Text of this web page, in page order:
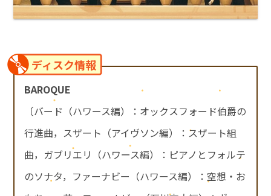
ディスク情報
BAROQUE
〔バード（ハワース編）：オックスフォード伯爵の
行進曲，スザート（アイヴソン編）：スザート組
曲，ガブリエリ（ハワース編）：ピアノとフォルテ
のソナタ，ファーナビー（ハワース編）：空想・お